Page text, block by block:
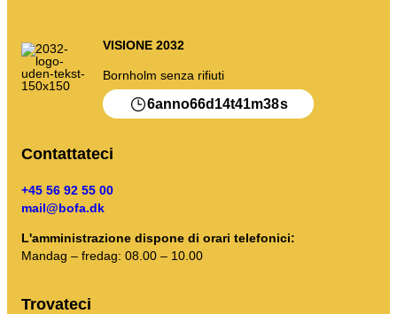
Guida all'ordinamento
VISIONE 2032
Bornholm senza rifiuti
6anno66d 14t41m38s
Contattateci
+45 56 92 55 00
mail@bofa.dk
L'amministrazione dispone di orari telefonici:
Mandag – fredag: 08.00 – 10.00
Trovateci